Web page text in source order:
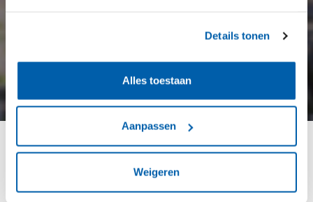
Details tonen
Alles toestaan
Aanpassen
Weigeren
Nieuwe duurzame
archiefbewaarplaats in ‘s-